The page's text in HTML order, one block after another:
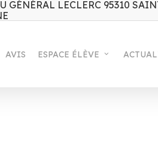
GÉNÉRAL LECLERC 95310
AVIS ESPACE ÉLÈVE